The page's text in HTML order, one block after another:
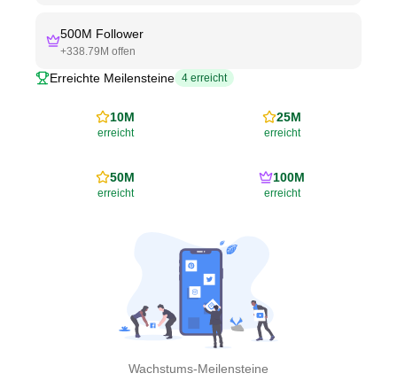
500M Follower
+338.79M offen
Erreichte Meilensteine 4 erreicht
10M
erreicht
25M
erreicht
50M
erreicht
100M
erreicht
Wachstums-Meilensteine